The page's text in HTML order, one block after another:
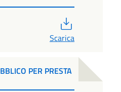
Scarica
PER PRESTA